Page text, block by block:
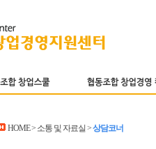
HOME > 소통 및 자료실 >상담코너